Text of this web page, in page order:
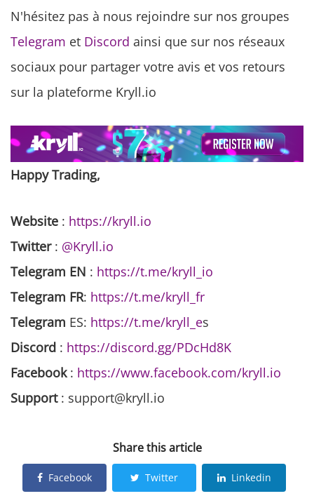
N'hésitez pas à nous rejoindre sur nos groupes
Telegram et Discord ainsi que sur nos réseaux
sociaux pour partager votre avis et vos retours
sur la plateforme Kryll.io
Happy Trading,
Website : https://kryll.io
Twitter: @Kryll.io
Telegram EN : https://t.me/kryll_io
Telegram FR: https://t.me/kryll_fr
Telegram ES: https://t.me/kryll_es
Discord : https://discord.gg/PDcHd8K
Facebook: https://www.facebook.com/kryll.io
Support: support@kryll.io
Share this article
Facebook Twitter Linkedin